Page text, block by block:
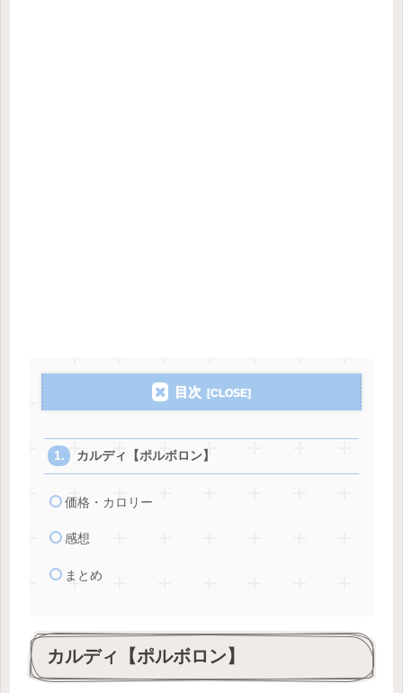
目次
カルディ【ポルボロン】
価格・カロリー
感想
まとめ
カルディ【ポルボロン】